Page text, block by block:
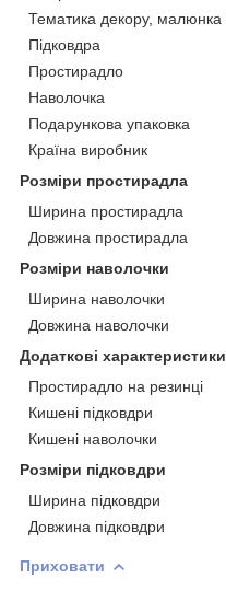
Тематика декору, малюнка
Підковдра
Простирадло
Наволочка
Подарункова упаковка
Країна виробник
Розміри простирадла
Ширина простирадла
Довжина простирадла
Розміри наволочки
Ширина наволочки
Довжина наволочки
Додаткові характеристики
Простирадло на резинці
Кишені підковдри
Кишені наволочки
Розміри підковдри
Ширина підковдри
Довжина підковдри
Приховати